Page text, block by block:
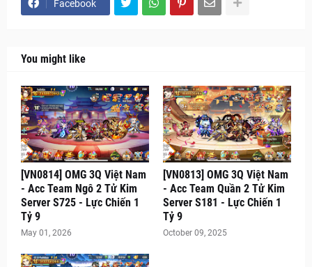
Facebook
You might like
[VN0814] OMG 3Q Việt Nam
- Acc Team Ngô 2 Tử Kim
Server S725 - Lực Chiến 1
Tỷ 9
May 01, 2026
[VN0813] OMG 3Q Việt Nam
- Acc Team Quần 2 Tử Kim
Server S181 - Lực Chiến 1
Tỷ 9
October 09, 2025